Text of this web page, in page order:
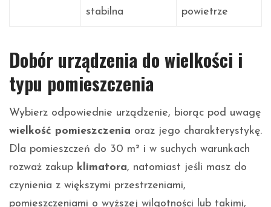
stabilna
powietrze
Dobór urządzenia do wielkości i
typu pomieszczenia
Wybierz odpowiednie urządzenie, biorąc pod uwagę
wielkość pomieszczenia oraz jego charakterystykę.
Dla pomieszczeń do 30 m² i w suchych warunkach
rozważ zakup klimatora, natomiast jeśli masz do
czynienia z większymi przestrzeniami,
pomieszczeniami o wyższej wilgotności lub takimi,